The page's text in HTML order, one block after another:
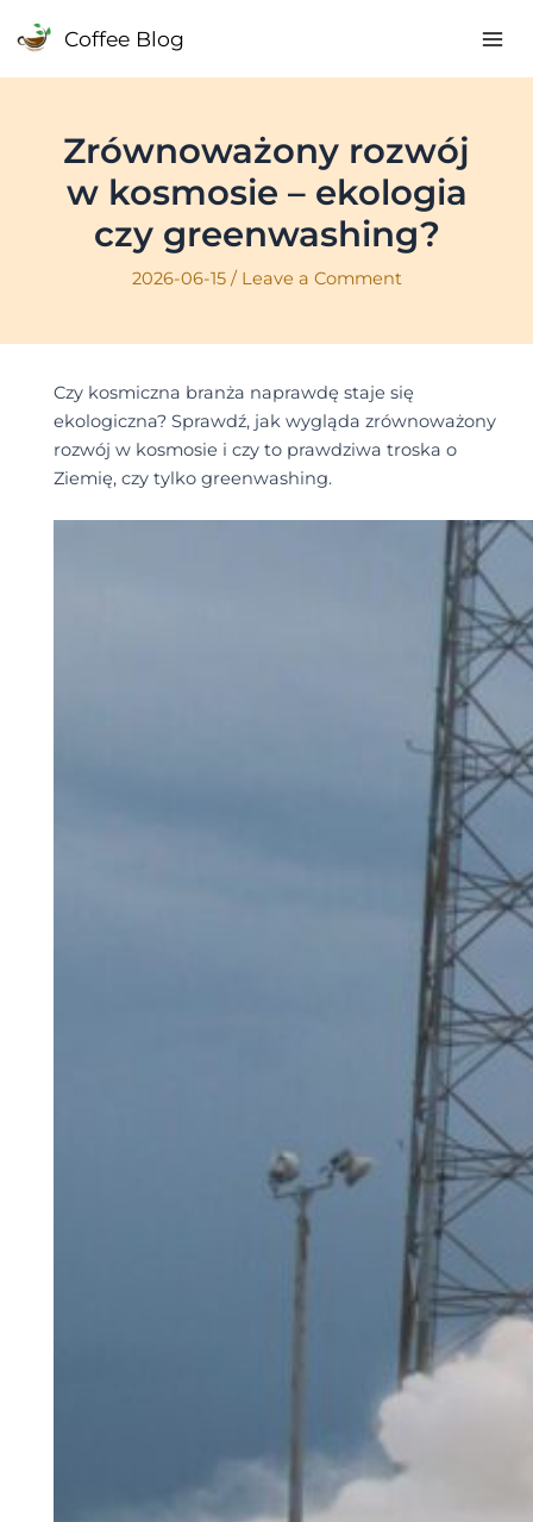
Coffee Blog
Zrównoważony rozwój
w kosmosie – ekologia
czy greenwashing?
2026-06-15 / Leave a Comment
Czy kosmiczna branża naprawdę staje się
ekologiczna? Sprawdź, jak wygląda zrównoważony
rozwój w kosmosie i czy to prawdziwa troska o
Ziemię, czy tylko greenwashing.